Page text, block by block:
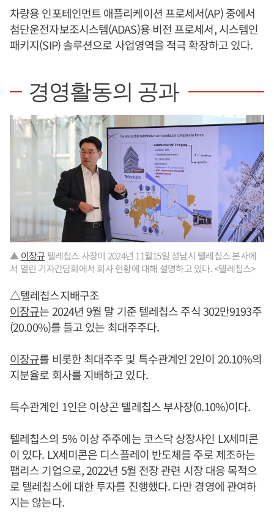
차량용 인포테인먼트 애플리케이션 프로세서(AP) 중에서
첨단운전자보조시스템(ADAS)용 비전 프로세서, 시스템인
패키지(SIP) 솔루션으로 사업영역을 적극 확장하고 있다.
경영활동의 공과
▲ 이장규 텔레칩스 사장이 2024년 11월15일 성남시 텔레칩스 본사에
서 열린 기자간담회에서 회사 현황에 대해 설명하고 있다. <텔레칩스>
△텔레칩스지배구조
이장규는 2024년 9월 말 기준 텔레칩스 주식 302만9193주
(20.00%)를 들고 있는 최대주주다.
이장규를 비롯한 최대주주 및 특수관계인 2인이 20.10%의
지분율로 회사를 지배하고 있다.
특수관계인 1인은 이상곤 텔레칩스 부사장(0.10%)이다.
텔레칩스의 5% 이상 주주에는 코스닥 상장사인 LX세미콘
이 있다. LX세미콘은 디스플레이 반도체를 주로 제조하는
팹리스 기업으로, 2022년 5월 전장 관련 시장 대응 목적으
로 텔레칩스에 대한 투자를 진행했다. 다만 경영에 관여하
지는 않는다.